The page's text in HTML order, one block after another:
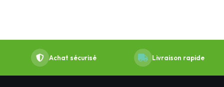
Achat sécurisé Livraison rapide